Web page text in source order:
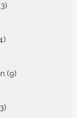
3
producten
producten
9
producten
3
producten